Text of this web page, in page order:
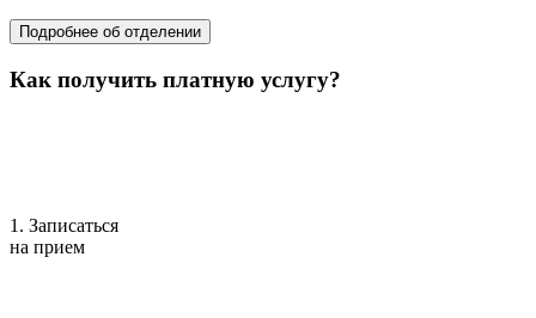
Подробнее об отделении
Как получить платную услугу?
1. Записаться
на прием